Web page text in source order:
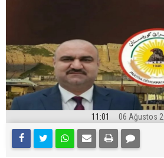
11:01 06 Ağustos